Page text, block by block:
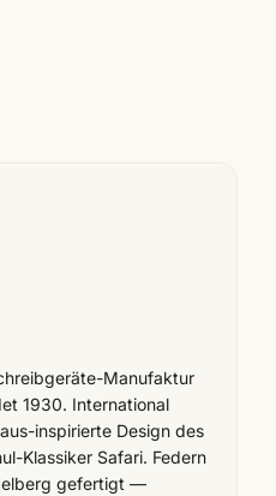
Manufaktur
1930. International
inspirierte Design des
Klassiker Safari. Federn
gefertigt —